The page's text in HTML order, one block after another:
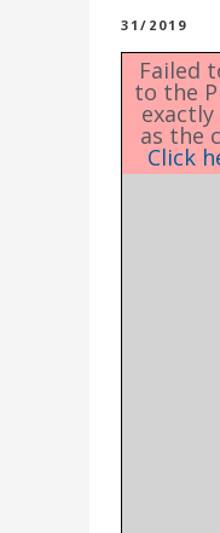
31/2019
Failed
to the
as the
Click